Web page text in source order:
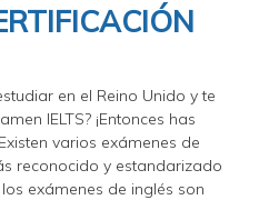
en el Reino Unido y te
IELTS? ¡Entonces has
varios exámenes de
reconocido y estandarizado
exámenes de inglés son